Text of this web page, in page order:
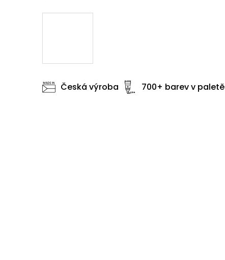
Česká výroba 700+ barev v paletě